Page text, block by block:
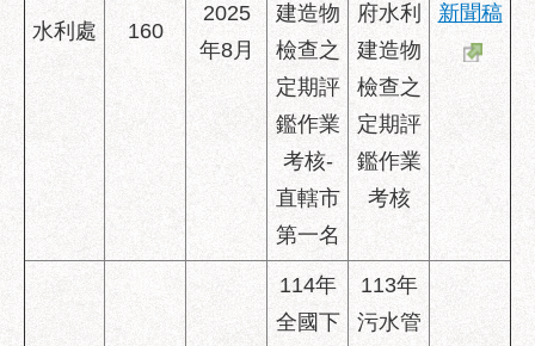
水利處 160
2025
年8月
建造物
檢查之
定期評
鑑作業
考核-
直轄市
第一名
府水利
建造物
檢查之
定期評
鑑作業
考核
新聞稿
114年
全國下
113年
污水管